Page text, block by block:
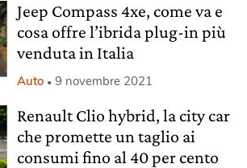
Jeep Compass 4xe, come va e
cosa offre l’ibrida plug-in più
venduta in Italia
Auto 9 novembre 2021
Renault Clio hybrid, la city car
che promette un taglio ai
consumi fino al 40 per cento